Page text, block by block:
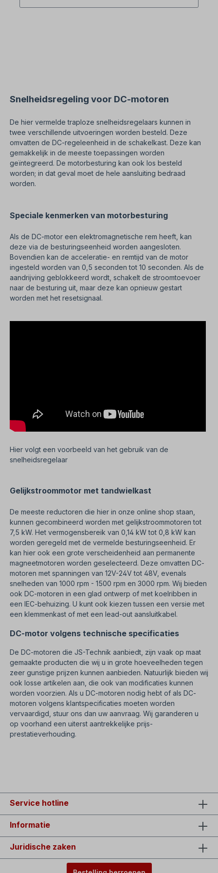
0,5 - 10 sec Bijzondere
Snelheidsregeling voor DC-motoren
De hier vermelde traploze snelheidsregelaars kunnen in
twee verschillende uitvoeringen worden besteld. Deze
omvatten de DC-regeleenheid in de schakelkast. Deze kan
gemakkelijk in de meeste toepassingen worden
geïntegreerd. De motorbesturing kan ook los besteld
worden; in dat geval moet de hele aansluiting bedraad
worden.
Speciale kenmerken van motorbesturing
Als de DC-motor een elektromagnetische rem heeft, kan
deze via de besturingseenheid worden aangesloten.
Bovendien kan de acceleratie- en remtijd van de motor
ingesteld worden van 0,5 seconden tot 10 seconden. Als de
aandrijving geblokkeerd wordt, schakelt de stroomtoevoer
naar de besturing uit, maar deze kan opnieuw gestart
worden met het resetsignaal.
Hier volgt een voorbeeld van het gebruik van de
snelheidsregelaar
Gelijkstroommotor met tandwielkast
De meeste reductoren die hier in onze online shop staan,
kunnen gecombineerd worden met gelijkstroommotoren tot
7,5 kW. Het vermogensbereik van 0,14 kW tot 0,8 kW kan
worden geregeld met de vermelde besturingseenheid. Er
kan hier ook een grote verscheidenheid aan permanente
magneetmotoren worden geselecteerd. Deze omvatten DC-
motoren met spanningen van 12V-24V tot 48V, evenals
snelheden van 1000 rpm - 1500 rpm en 3000 rpm. Wij bieden
ook DC-motoren in een glad ontwerp of met koelribben in
een IEC-behuizing. U kunt ook kiezen tussen een versie met
een klemmenkast of met een lead-out aansluitkabel.
DC-motor volgens technische specificaties
De DC-motoren die JS-Technik aanbiedt, zijn vaak op maat
gemaakte producten die wij u in grote hoeveelheden tegen
zeer gunstige prijzen kunnen aanbieden. Natuurlijk bieden wij
ook losse artikelen aan, die ook van modificaties kunnen
worden voorzien. Als u DC-motoren nodig hebt of als DC-
motoren volgens klantspecificaties moeten worden
vervaardigd, stuur ons dan uw aanvraag. Wij garanderen u
op voorhand een uiterst aantrekkelijke prijs-
prestatieverhouding.
Service hotline
Informatie
Juridische zaken